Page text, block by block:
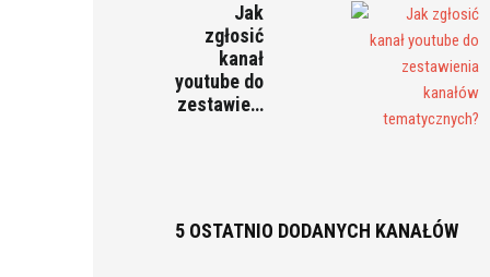
Jak
zgłosić
kanał
youtube do
zestawie…
5 OSTATNIO DODANYCH KANAŁÓW